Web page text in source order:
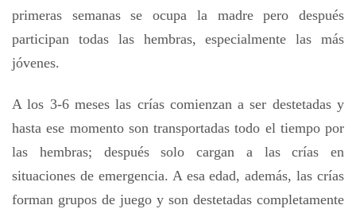
primeras semanas se ocupa la madre pero después
participan todas las hembras, especialmente las más
jóvenes.
A los 3-6 meses las crías comienzan a ser destetadas y
hasta ese momento son transportadas todo el tiempo por
las hembras; después solo cargan a las crías en
situaciones de emergencia. A esa edad, además, las crías
forman grupos de juego y son destetadas completamente